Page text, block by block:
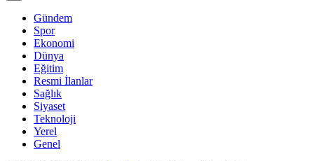
Gündem
Spor
Ekonomi
Dünya
Eğitim
Resmi İlanlar
Sağlık
Siyaset
Teknoloji
Yerel
Genel